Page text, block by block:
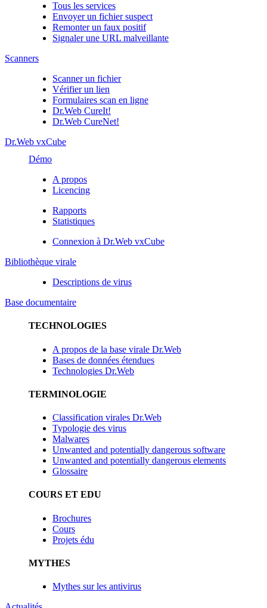
Tous les services
Envoyer un fichier suspect
Remonter un faux positif
Signaler une URL malveillante
Scanners
Scanner un fichier
Vérifier un lien
Formulaires scan en ligne
Dr.Web CureIt!
Dr.Web CureNet!
Dr.Web vxCube
Démo
A propos
Licencing
Rapports
Statistiques
Connexion à Dr.Web vxCube
Bibliothèque virale
Descriptions de virus
Base documentaire
TECHNOLOGIES
A propos de la base virale Dr.Web
Bases de données étendues
Technologies Dr.Web
TERMINOLOGIE
Classification virales Dr.Web
Typologie des virus
Malwares
Unwanted and potentially dangerous software
Unwanted and potentially dangerous elements
Glossaire
COURS ET EDU
Brochures
Cours
Projets édu
MYTHES
Mythes sur les antivirus